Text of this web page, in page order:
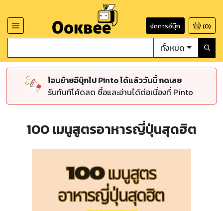
จัดการอีบุ๊ก (0)
ทั้งหมด
โอนย้ายอีบุ๊กไป Pinto ได้แล้ววันนี้ กดเลย
รับทันทีโค้ดลด ซื้อและอ่านได้ต่อเนื่องที่ Pinto
100 เมนูสูตรอาหารญี่ปุ่นสุดฮิต